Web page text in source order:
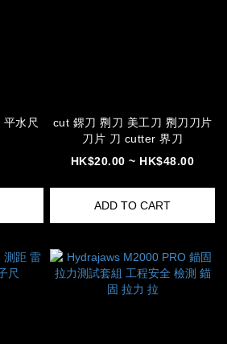
cut 鎅刀 𠝹刀 美工刀 𠝹刀刀片
刀片 刀 cutter 界刀
HK$20.00 ~ HK$48.00
ADD TO CART